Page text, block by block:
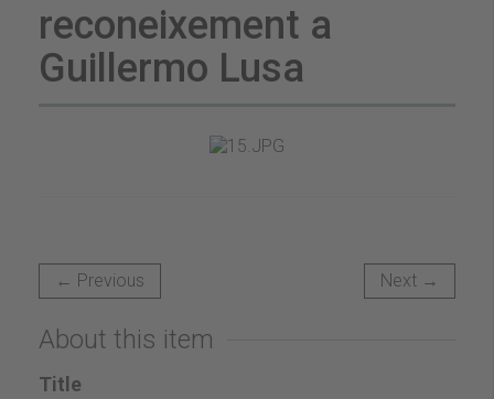
reconeixement a
Guillermo Lusa
← Previous Next →
About this item
Title